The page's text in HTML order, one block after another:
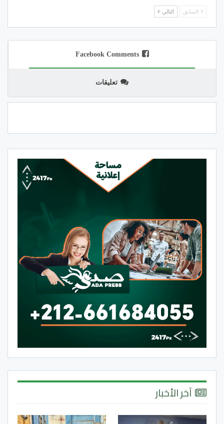
السابق التالي
Facebook Comments
تعليقات
آخر الأخبار